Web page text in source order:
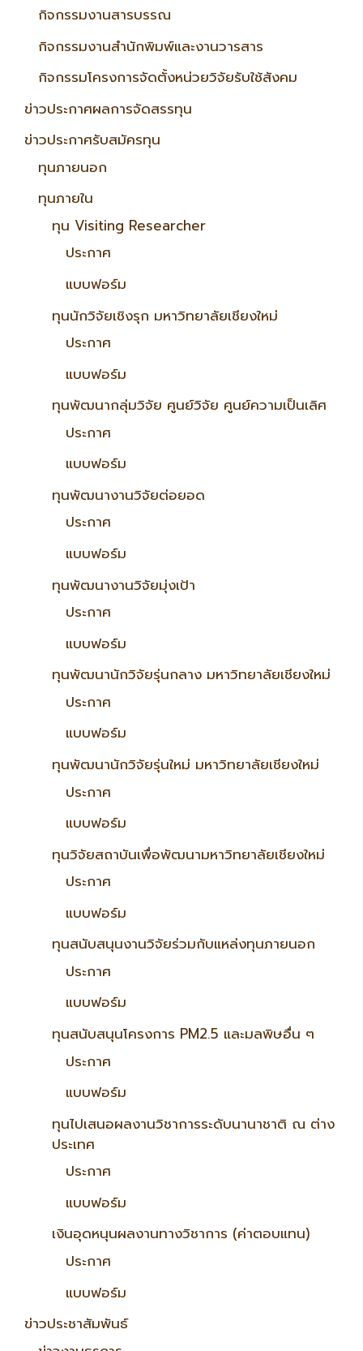
กิจกรรมงานสารบรรณ
กิจกรรมงานสำนักพิมพ์และงานวารสาร
กิจกรรมโครงการจัดตั้งหน่วยวิจัยรับใช้สังคม
ข่าวประกาศผลการจัดสรรทุน
ข่าวประกาศรับสมัครทุน
ทุนภายนอก
ทุนภายใน
ทุน Visiting Researcher
ประกาศ
แบบฟอร์ม
ทุนนักวิจัยเชิงรุก มหาวิทยาลัยเชียงใหม่
ประกาศ
แบบฟอร์ม
ทุนพัฒนากลุ่มวิจัย ศูนย์วิจัย ศูนย์ความเป็นเลิศ
ประกาศ
แบบฟอร์ม
ทุนพัฒนางานวิจัยต่อยอด
ประกาศ
แบบฟอร์ม
ทุนพัฒนางานวิจัยมุ่งเป้า
ประกาศ
แบบฟอร์ม
ทุนพัฒนานักวิจัยรุ่นกลาง มหาวิทยาลัยเชียงใหม่
ประกาศ
แบบฟอร์ม
ทุนพัฒนานักวิจัยรุ่นใหม่ มหาวิทยาลัยเชียงใหม่
ประกาศ
แบบฟอร์ม
ทุนวิจัยสถาบันเพื่อพัฒนามหาวิทยาลัยเชียงใหม่
ประกาศ
แบบฟอร์ม
ทุนสนับสนุนงานวิจัยร่วมกับแหล่งทุนภายนอก
ประกาศ
แบบฟอร์ม
ทุนสนับสนุนโครงการ PM2.5 และมลพิษอื่น ๆ
ประกาศ
แบบฟอร์ม
ทุนไปเสนอผลงานวิชาการระดับนานาชาติ ณ ต่าง
ประเทศ
ประกาศ
แบบฟอร์ม
เงินอุดหนุนผลงานทางวิชาการ (ค่าตอบแทน)
ประกาศ
แบบฟอร์ม
ข่าวประชาสัมพันธ์